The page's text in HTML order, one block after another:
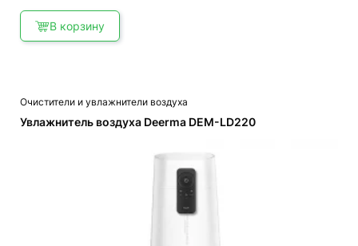
В корзину
Очистители и увлажнители воздуха
Увлажнитель воздуха Deerma DEM-LD220